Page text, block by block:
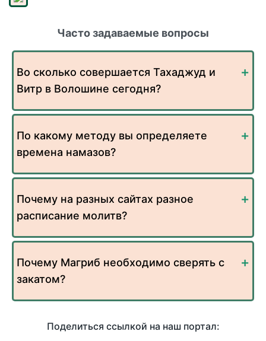
Часто задаваемые вопросы
Во сколько совершается Тахаджуд и
Витр в Волошине сегодня?
По какому методу вы определяете
времена намазов?
Почему на разных сайтах разное
расписание молитв?
Почему Магриб необходимо сверять с
закатом?
Поделиться ссылкой на наш портал: